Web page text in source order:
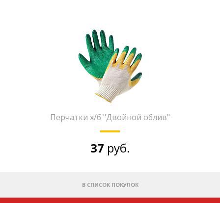
Перчатки х/б "Двойной облив"
37 руб.
В СПИСОК ПОКУПОК